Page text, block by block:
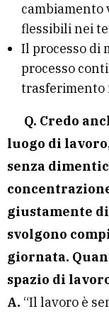
cambiamento
flessibili nei
Il processo di
processo
trasferimento
Q. Credo
luogo di
senza
giustamente
svolgono
giornata.
spazio di
A. “Il lavoro è